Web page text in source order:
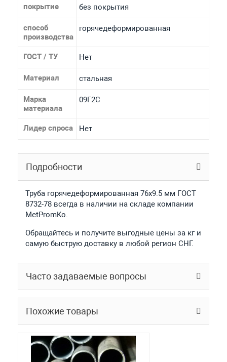
покрытие без покрытия
способ
производства
горячедеформированная
ГОСТ / ТУ Нет
Материал стальная
Марка
материала
09Г2С
Лидер спроса Нет
Подробности
Труба горячедеформированная 76х9.5 мм ГОСТ
8732-78 всегда в наличии на складе компании
MetPromKo.
Обращайтесь и получите выгодные цены за кг и
самую быструю доставку в любой регион СНГ.
Часто задаваемые вопросы
Похожие товары